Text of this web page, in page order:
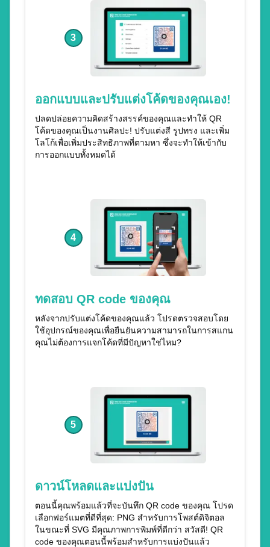
3
ออกแบบและปรับแต่งโค้ดของคุณเอง!
ปลดปล่อยความคิดสร้างสรรค์ของคุณและทำให้ QR
โค้ดของคุณเป็นงานศิลปะ! ปรับแต่งสี รูปทรง และเพิ่ม
โลโก้เพื่อเพิ่มประสิทธิภาพที่ตามหา ซึ่งจะทำให้เข้ากับ
การออกแบบทั้งหมดได้
4
ทดสอบ QR code ของคุณ
หลังจากปรับแต่งโค้ดของคุณแล้ว โปรดตรวจสอบโดย
ใช้อุปกรณ์ของคุณเพื่อยืนยันความสามารถในการสแกน
คุณไม่ต้องการแจกโค้ดที่มีปัญหาใช่ไหม?
5
ดาวน์โหลดและแบ่งปัน
ตอนนี้คุณพร้อมแล้วที่จะบันทึก QR code ของคุณ โปรด
เลือกฟอร์แมตที่ดีที่สุด: PNG สำหรับการโพสต์ดิจิตอล
ในขณะที่ SVG มีคุณภาพการพิมพ์ที่ดีกว่า สวัสดี! QR
code ของคุณตอนนี้พร้อมสำหรับการแบ่งปันแล้ว